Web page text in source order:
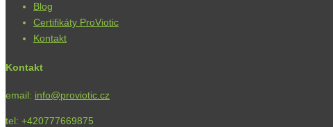
Blog
Certifikáty ProViotic
Kontakt
Kontakt
email: info@proviotic.cz
tel: +420777669875